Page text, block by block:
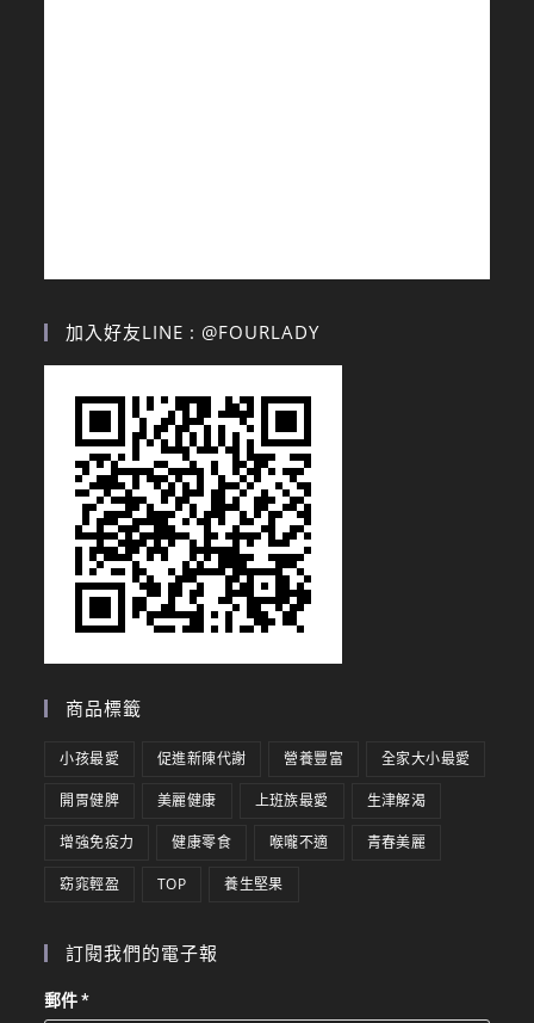
加入好友LINE : @FOURLADY
商品標籤
小孩最愛 促進新陳代謝 營養豐富 全家大小最愛
開胃健脾 美麗健康 上班族最愛 生津解渴
增強免疫力 健康零食 喉嚨不適 青春美麗
窈窕輕盈 TOP 養生堅果
訂閱我們的電子報
郵件*